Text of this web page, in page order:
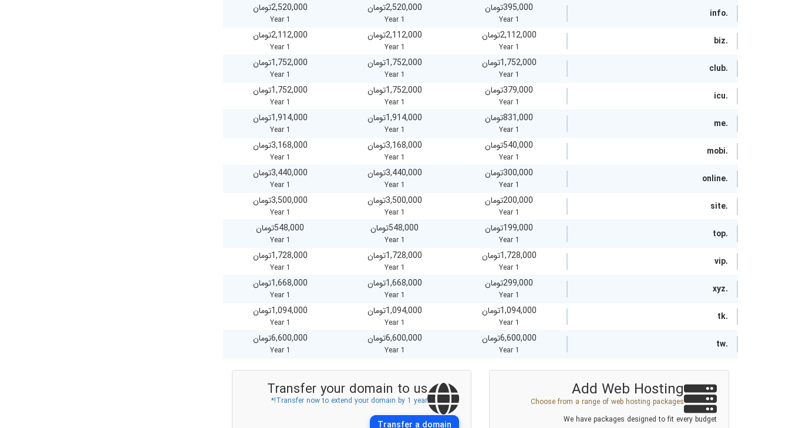
.info 395,000تومان
1 Year
2,520,000تومان
1 Year
2,520,000تومان
1 Year
.biz 2,112,000تومان
1 Year
2,112,000تومان
1 Year
2,112,000تومان
1 Year
.club 1,752,000تومان
1 Year
1,752,000تومان
1 Year
1,752,000تومان
1 Year
.icu 379,000تومان
1 Year
1,752,000تومان
1 Year
1,752,000تومان
1 Year
.me 831,000تومان
1 Year
1,914,000تومان
1 Year
1,914,000تومان
1 Year
.mobi 540,000تومان
1 Year
3,168,000تومان
1 Year
3,168,000تومان
1 Year
.online 300,000تومان
1 Year
3,440,000تومان
1 Year
3,440,000تومان
1 Year
.site 200,000تومان
1 Year
3,500,000تومان
1 Year
3,500,000تومان
1 Year
.top 199,000تومان
1 Year
548,000تومان
1 Year
548,000تومان
1 Year
.vip 1,728,000تومان
1 Year
1,728,000تومان
1 Year
1,728,000تومان
1 Year
.xyz 299,000تومان
1 Year
1,668,000تومان
1 Year
1,668,000تومان
1 Year
.tk 1,094,000تومان
1 Year
1,094,000تومان
1 Year
1,094,000تومان
1 Year
.tw 6,600,000تومان
1 Year
6,600,000تومان
1 Year
6,600,000تومان
1 Year
Add Web Hosting
Choose from a range of web hosting packages
We have packages designed to fit every budget
Transfer your domain to us
Transfer now to extend your domain by 1 year!*
Transfer a domain